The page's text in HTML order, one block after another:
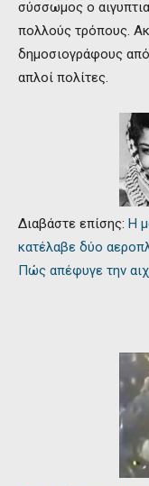
σύσσωμος ο
πολλούς τρόπους.
δημοσιογράφους
απλοί πολίτες.
Διαβάστε επίσης: Η
κατέλαβε δύο
Πώς απέφυγε την